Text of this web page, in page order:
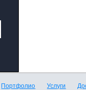
Портфолио Услуги